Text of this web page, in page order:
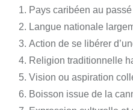
Pays caribéen au
Langue nationale
Action de se libérer
Religion traditionnelle
Vision ou aspiration
Boisson issue de la